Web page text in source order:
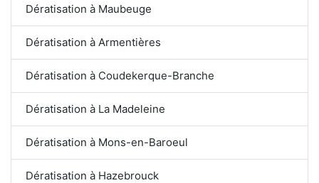
Dératisation à Maubeuge
Dératisation à Armentières
Dératisation à Coudekerque-Branche
Dératisation à La Madeleine
Dératisation à Mons-en-Baroeul
Dératisation à Hazebrouck